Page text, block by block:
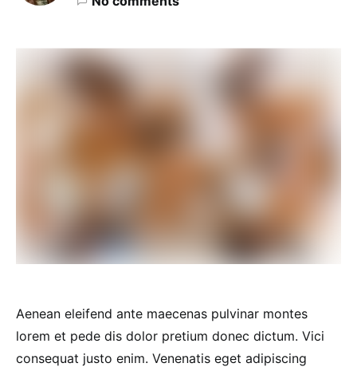
Aenean eleifend ante maecenas pulvinar montes
lorem et pede dis dolor pretium donec dictum. Vici
consequat justo enim. Venenatis eget adipiscing